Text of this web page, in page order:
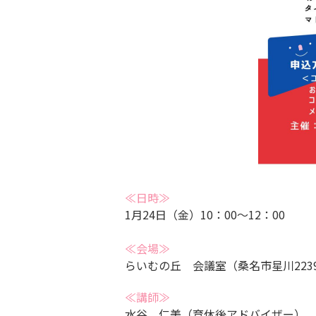
≪日時≫
1月24日（金）10：00～12：00
≪会場≫
らいむの丘 会議室（桑名市星川
≪講師≫